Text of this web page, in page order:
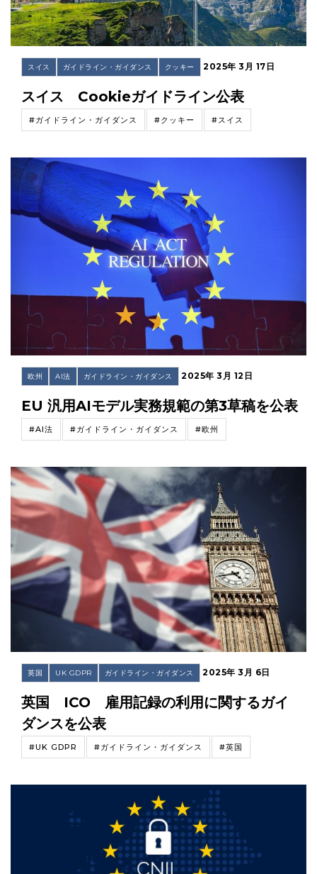
スイス ガイドライン・ガイダンス クッキー 2025年 3月 17日
スイス Cookieガイドライン公表
#ガイドライン・ガイダンス #クッキー #スイス
欧州 AI法 ガイドライン・ガイダンス 2025年 3月 12日
EU 汎用AIモデル実務規範の第3草稿を公表
#AI法 #ガイドライン・ガイダンス #欧州
英国 UK GDPR ガイドライン・ガイダンス 2025年 3月 6日
英国 ICO 雇用記録の利用に関するガイ
ダンスを公表
#UK GDPR #ガイドライン・ガイダンス #英国